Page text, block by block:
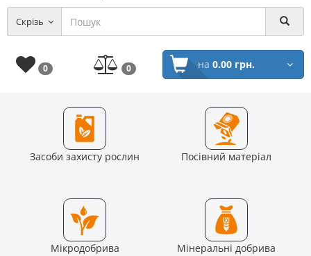
Скрізь
0 0 на 0.00 грн.
Засоби захисту рослин Посівний матеріал
Мікродобрива Мінеральні добрива